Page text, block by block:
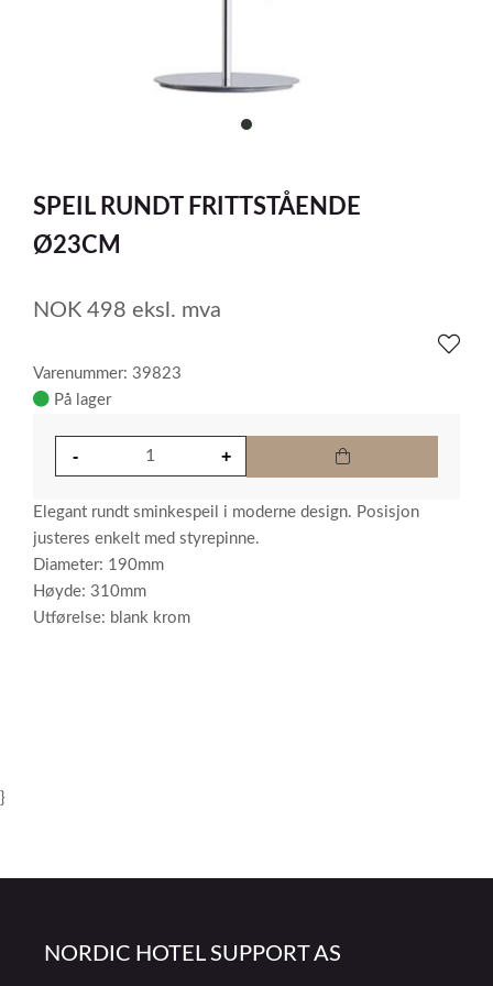
item
of
1
SPEIL RUNDT FRITTSTÅENDE
Ø23CM
NOK 498 eksl. mva
Varenummer: 39823
På lager
Elegant rundt sminkespeil i moderne design. Posisjon
justeres enkelt med styrepinne.
Diameter: 190mm
Høyde: 310mm
Utførelse: blank krom
}
NORDIC HOTEL SUPPORT AS